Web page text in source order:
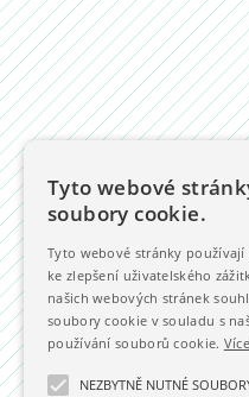
Tyto webové
soubory cookie.
Tyto webové stránky
ke zlepšení uživatelského
našich webových stránek
soubory cookie v souladu s
používání souborů cookie.
NEZBYTNĚ NUTNÉ